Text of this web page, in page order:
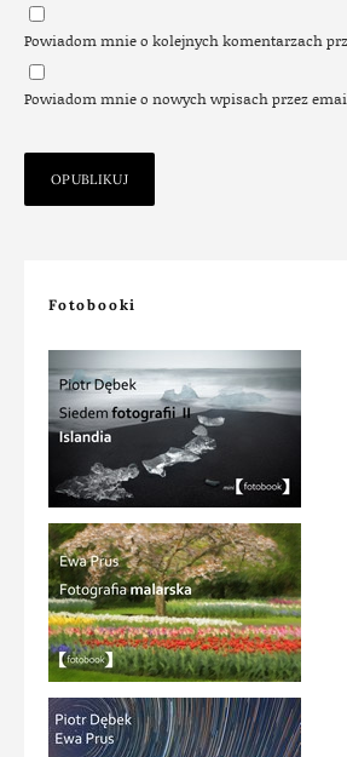
Powiadom mnie o kolejnych komentarzach
Powiadom mnie o nowych wpisach przez
Fotobooki